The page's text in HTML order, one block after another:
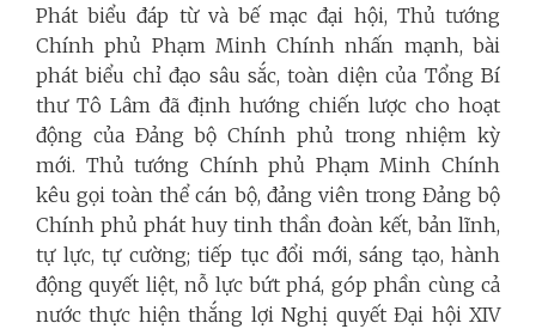
Phát biểu đáp từ và bế mạc đại hội, Thủ tướng
Chính phủ Phạm Minh Chính nhấn mạnh, bài
phát biểu chỉ đạo sâu sắc, toàn diện của Tổng Bí
thư Tô Lâm đã định hướng chiến lược cho hoạt
động của Đảng bộ Chính phủ trong nhiệm kỳ
mới. Thủ tướng Chính phủ Phạm Minh Chính
kêu gọi toàn thể cán bộ, đảng viên trong Đảng bộ
Chính phủ phát huy tinh thần đoàn kết, bản lĩnh,
tự lực, tự cường; tiếp tục đổi mới, sáng tạo, hành
động quyết liệt, nỗ lực bứt phá, góp phần cùng cả
nước thực hiện thắng lợi Nghị quyết Đại hội XIV